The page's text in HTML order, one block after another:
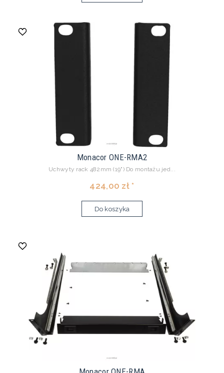
Monacor ONE-RMA2
Uchwyty rack 482mm (19") Do montażu jed...
424,00 zł *
Do koszyka